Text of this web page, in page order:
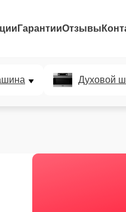
ГарантииОтзывы
Духовой